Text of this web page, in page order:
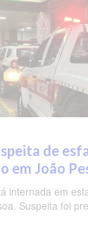
de
em João
internada em
Suspeita foi